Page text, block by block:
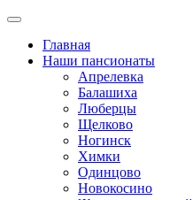
Главная
Наши пансионаты
Апрелевка
Балашиха
Люберцы
Щелково
Ногинск
Химки
Одинцово
Новокосино